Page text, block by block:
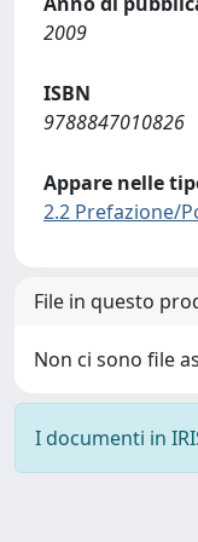
2009
ISBN
9788847010826
Appare nelle
2.2 Prefazione/
File in questo
Non ci sono file
I documenti in